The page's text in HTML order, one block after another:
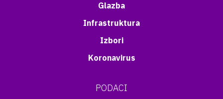
Glazba
Infrastruktura
Izbori
Koronavirus
PODACI